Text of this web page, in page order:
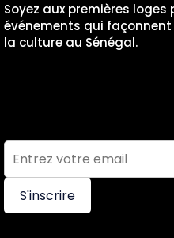
Soyez aux premières
événements qui façonnent
la culture au Sénégal.
S'inscrire